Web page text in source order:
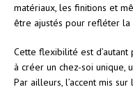
matériaux, les finitions et
être ajustés pour refléter la
Cette flexibilité est
à créer un chez-soi unique,
Par ailleurs, l’accent mis